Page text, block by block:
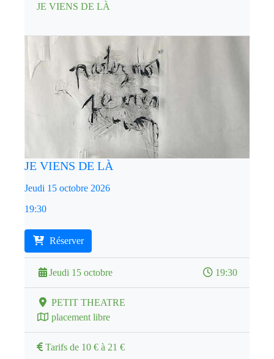
JE VIENS DE LÀ
JE VIENS DE LÀ
Jeudi 15 octobre 2026
19:30
Réserver
Jeudi 15 octobre 19:30
PETIT THEATRE
placement libre
Tarifs de 10 € à 21 €